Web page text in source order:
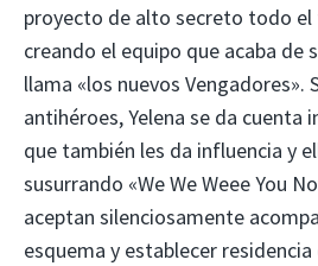
proyecto de alto secreto todo
creando el equipo que acaba de
llama «los nuevos Vengadores».
antihéroes, Yelena se da cuenta
que también les da influencia y
susurrando «We We Weee You
aceptan silenciosamente
esquema y establecer